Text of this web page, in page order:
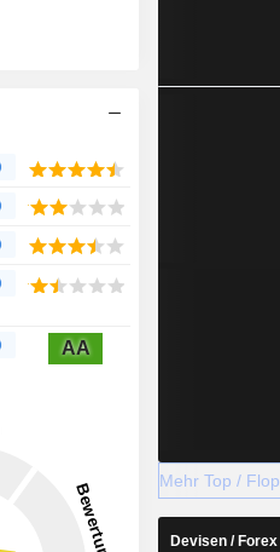
AA
Mehr Top / Flop
Devisen / Forex